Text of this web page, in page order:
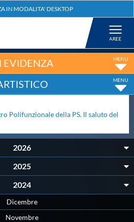
EVIDENZA
Polifunzionale della PS. Il saluto del
2026
2025
2024
Dicembre
Novembre